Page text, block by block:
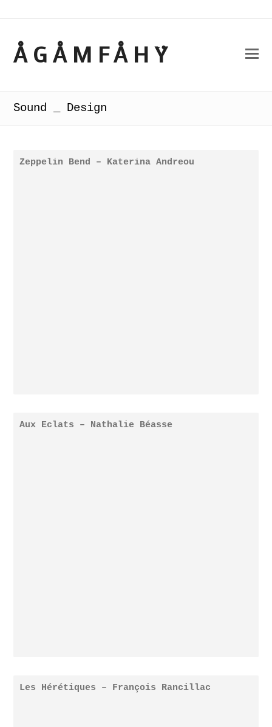
ÅGÅMFÅHŸ
Sound _ Design
Zeppelin Bend – Katerina Andreou
Aux Eclats – Nathalie Béasse
Les Hérétiques – François Rancillac